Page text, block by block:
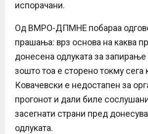
испорачани.
Од ВМРО-ДПМНЕ побараа
прашања: врз основа на каква
донесена одлуката за запирање
зошто тоа е сторено токму сега
Ковачевски е недостапен за
прогонот и дали биле
засегнати страни пред
одлуката.